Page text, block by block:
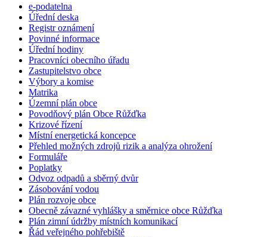
e-podatelna
Úřední deska
Registr oznámení
Povinné informace
Úřední hodiny
Pracovníci obecního úřadu
Zastupitelstvo obce
Výbory a komise
Matrika
Územní plán obce
Povodňový plán Obce Růžďka
Krizové řízení
Místní energetická koncepce
Přehled možných zdrojů rizik a analýza ohrožení
Formuláře
Poplatky
Odvoz odpadů a sběrný dvůr
Zásobování vodou
Plán rozvoje obce
Obecně závazné vyhlášky a směrnice obce Růžďka
Plán zimní údržby místních komunikací
Řád veřejného pohřebiště